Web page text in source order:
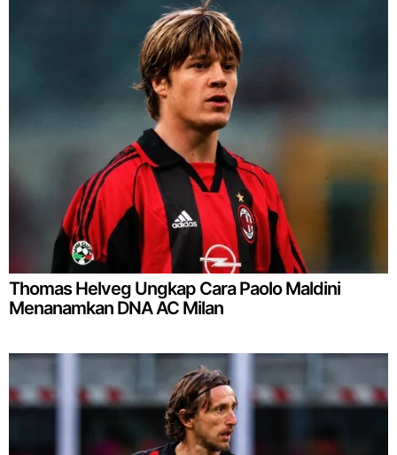
Thomas Helveg Ungkap Cara Paolo Maldini
Menanamkan DNA AC Milan